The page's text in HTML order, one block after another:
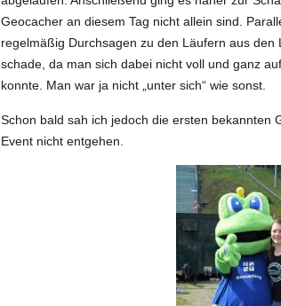
Geocacher an diesem Tag nicht allein sind.
regelmäßig Durchsagen zu den Läufern aus
schade, da man sich dabei nicht voll und ganz
konnte. Man war ja nicht „unter sich“ wie sonst.
Schon bald sah ich jedoch die ersten bekannten
Event nicht entgehen.